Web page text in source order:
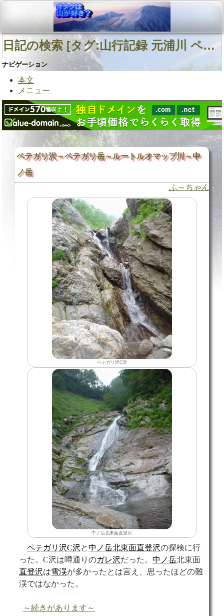
日記の検索 [タグ:山行記録 元浦川 ペテガリ沢C沢 北海道中南部] 01～01(01件中)
ナビゲーション
本文
メニュー
ペテガリ沢～ペテガリ岳～ルートルオマップ川～中
ノ岳
ふ～ちゃん
ペテガリ沢C沢
中ノ岳北東面直登沢
ペテガリ沢C沢 と中ノ岳北東面直登沢の探検に行
った。C沢は噂通りのガレ沢だった。中ノ岳北東面
直登沢は雪渓が多かったとは言え、思ったほどの難
渓ではなかった。
～続きがあります～